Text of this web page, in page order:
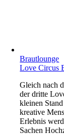
Brautlounge
Love Circus
Gleich nach
der dritte
kleinen
kreative
Erlebnis
Sachen